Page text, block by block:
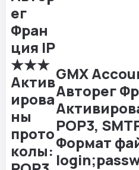
GMX
Авторег
POP3,
Формат